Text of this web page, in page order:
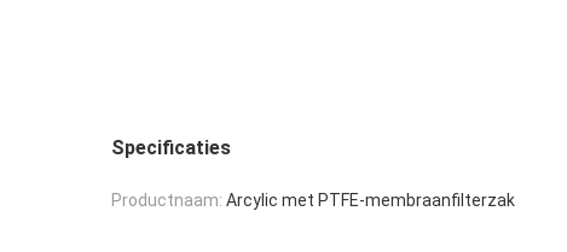
Specificaties
Productnaam: Arcylic met PTFE-membraanfilterzak